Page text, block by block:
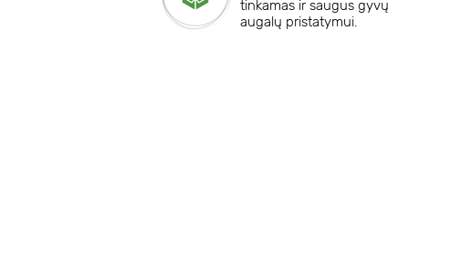
tinkamas ir saugus gyvų
augalų pristatymui.